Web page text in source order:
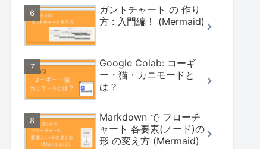
ガントチャート の 作り
方 : 入門編！ (Mermaid)
Google Colab: コーギ
ー・猫・カニモードと
は？
Markdown で フローチ
ャート 各要素(ノード)の
形 の変え方 (Mermaid)